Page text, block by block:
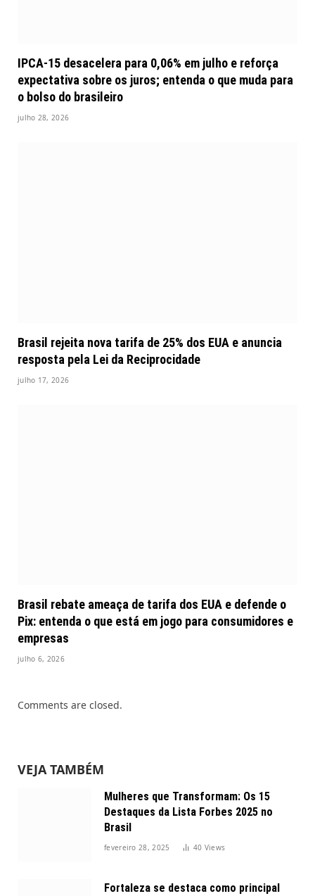
IPCA-15 desacelera para 0,06% em julho e reforça
expectativa sobre os juros; entenda o que muda para
o bolso do brasileiro
julho 28, 2026
Brasil rejeita nova tarifa de 25% dos EUA e anuncia
resposta pela Lei da Reciprocidade
julho 17, 2026
Brasil rebate ameaça de tarifa dos EUA e defende o
Pix: entenda o que está em jogo para consumidores e
empresas
julho 6, 2026
Comments are closed.
VEJA TAMBÉM
Mulheres que Transformam: Os 15
Destaques da Lista Forbes 2025 no
Brasil
fevereiro 28, 2025 40 Views
Fortaleza se destaca como principal